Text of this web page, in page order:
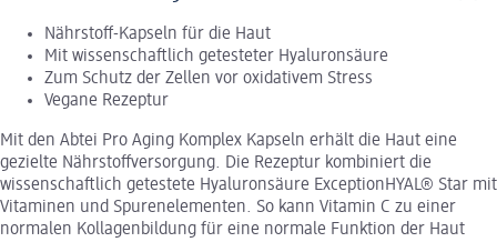
Nährstoff-Kapseln für die Haut
Mit wissenschaftlich getesteter Hyaluronsäure
Zum Schutz der Zellen vor oxidativem Stress
Vegane Rezeptur
Mit den Abtei Pro Aging Komplex Kapseln erhält die Haut eine
gezielte Nährstoffversorgung. Die Rezeptur kombiniert die
wissenschaftlich getestete Hyaluronsäure ExceptionHYAL® Star mit
Vitaminen und Spurenelementen. So kann Vitamin C zu einer
normalen Kollagenbildung für eine normale Funktion der Haut